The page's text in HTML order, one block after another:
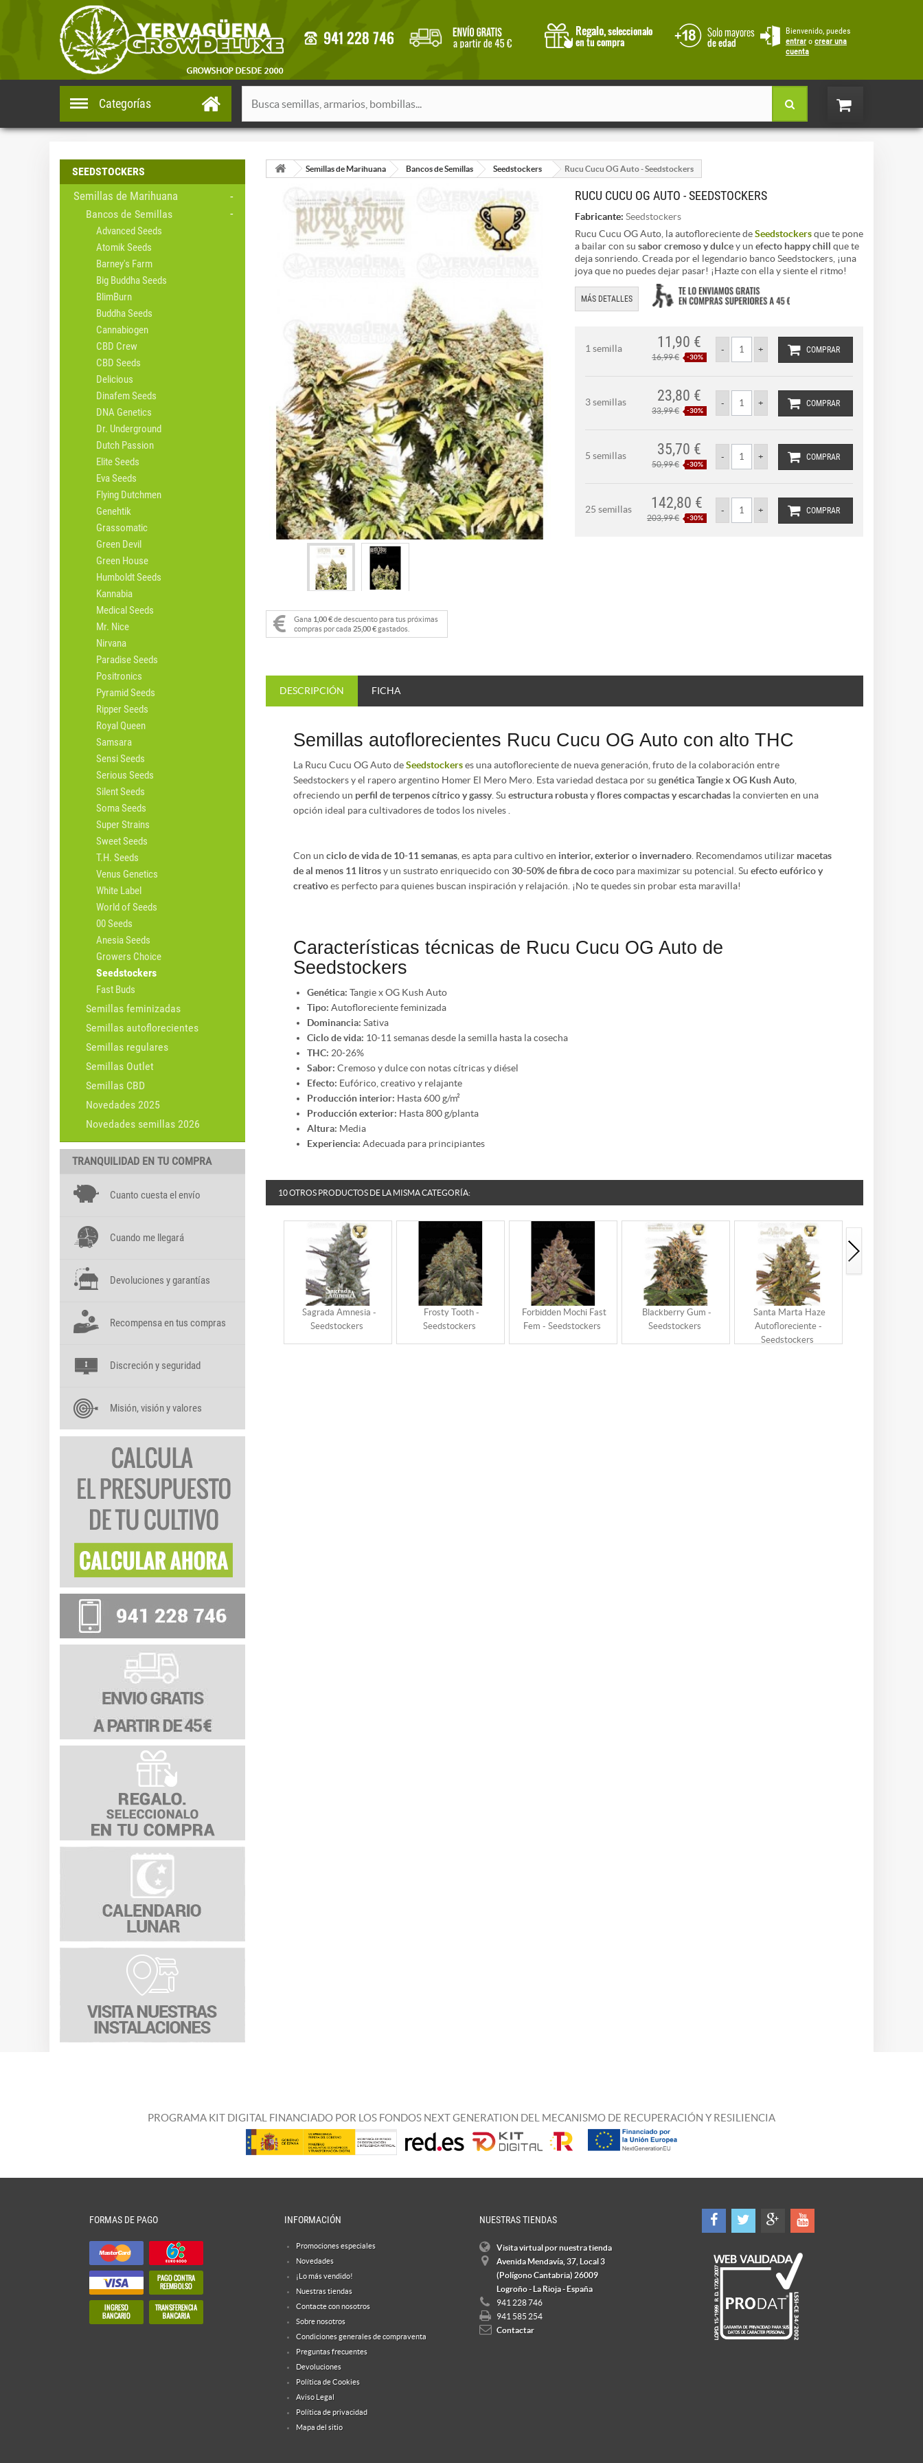
Bienvenido, puedes
entrar o crear una
cuenta
Categorías
SEEDSTOCKERS
Semillas de Marihuana
Bancos de Semillas
Advanced Seeds
Atomik Seeds
Barney's Farm
Big Buddha Seeds
BlimBurn
Buddha Seeds
Cannabiogen
CBD Crew
CBD Seeds
Delicious
Dinafem Seeds
DNA Genetics
Dr. Underground
Dutch Passion
Elite Seeds
Eva Seeds
Flying Dutchmen
Genehtik
Grassomatic
Green Devil
Green House
Humboldt Seeds
Kannabia
Medical Seeds
Mr. Nice
Nirvana
Paradise Seeds
Positronics
Pyramid Seeds
Ripper Seeds
Royal Queen
Samsara
Sensi Seeds
Serious Seeds
Silent Seeds
Soma Seeds
Super Strains
Sweet Seeds
T.H. Seeds
Venus Genetics
White Label
World of Seeds
00 Seeds
Anesia Seeds
Growers Choice
Seedstockers
Fast Buds
Semillas feminizadas
Semillas autoflorecientes
Semillas regulares
Semillas Outlet
Semillas CBD
Novedades 2025
Novedades semillas 2026
TRANQUILIDAD EN TU COMPRA
Cuanto cuesta el envío
Cuando me llegará
Devoluciones y garantías
Recompensa en tus compras
Discreción y seguridad
Misión, visión y valores
Semillas de Marihuana Bancos de Semillas Seedstockers Rucu Cucu OG Auto - Seedstockers
Gana 1,00 €de descuento para tus próximas
compras por cada 25,00 €gastados.
RUCU CUCU OG AUTO - SEEDSTOCKERS
Fabricante: Seedstockers
Rucu Cucu OG Auto, la autofloreciente deSeedstockersque te pone
a bailar con su sabor cremoso y dulcey un efecto happy chill que te
deja sonriendo. Creada por el legendario banco Seedstockers, ¡una
joya que no puedes dejar pasar! ¡Hazte con ella y siente el ritmo!
MÁS DETALLES
1 semilla COMPRAR
11,90 €
16,99 € -30%
3 semillas COMPRAR
23,80 €
33,99 € -30%
5 semillas COMPRAR
35,70 €
50,99 € -30%
25 semillas COMPRAR
142,80 €
203,99 € -30%
DESCRIPCIÓN FICHA
Semillas autoflorecientes Rucu Cucu OG Auto con alto THC
La Rucu Cucu OG Auto deSeedstockerses una autofloreciente de nueva generación, fruto de la colaboración entre
Seedstockers y el rapero argentino Homer El Mero Mero. Esta variedad destaca por su genética Tangie x OG Kush Auto,
ofreciendo un perfil de terpenos cítrico y gassy. Su estructura robustayflores compactas y escarchadas la convierten en una
opción ideal para cultivadores de todos los niveles .
Con un ciclo de vida de 10-11 semanas, es apta para cultivo en interior, exterior o invernadero. Recomendamos utilizar macetas
de al menos 11 litrosy un sustrato enriquecido con 30-50% de fibra de coco para maximizar su potencial. Su efecto eufórico y
creativoes perfecto para quienes buscan inspiración y relajación. ¡No te quedes sin probar esta maravilla!
Características técnicas de Rucu Cucu OG Auto de
Seedstockers
Genética: Tangie x OG Kush Auto
Tipo: Autofloreciente feminizada
Dominancia: Sativa
Ciclo de vida: 10-11 semanas desde la semilla hasta la cosecha
THC: 20-26%
Sabor: Cremoso y dulce con notas cítricas y diésel
Efecto: Eufórico, creativo y relajante
Producción interior: Hasta 600 g/m²
Producción exterior: Hasta 800 g/planta
Altura: Media
Experiencia: Adecuada para principiantes
10 OTROS PRODUCTOS DE LA MISMA CATEGORÍA:
Sagrada Amnesia -
Seedstockers
Frosty Tooth -
Seedstockers
Forbidden Mochi Fast
Fem - Seedstockers
Blackberry Gum -
Seedstockers
Santa Marta Haze
Autofloreciente -
Seedstockers
PROGRAMA KIT DIGITAL FINANCIADO POR LOS FONDOS NEXT GENERATION DEL MECANISMO DE RECUPERACIÓN Y RESILIENCIA
FORMAS DE PAGO INFORMACIÓN
Promociones especiales
Novedades
¡Lo más vendido!
Nuestras tiendas
Contacte con nosotros
Sobre nosotros
Condiciones generales de compraventa
Preguntas frecuentes
Devoluciones
Política de Cookies
Aviso Legal
Política de privacidad
Mapa del sitio
NUESTRAS TIENDAS
Visita virtual por nuestra tienda
Avenida Mendavía, 37, Local 3
(Polígono Cantabria) 26009
Logroño - La Rioja - España
941 228 746
941 585 254
Contactar